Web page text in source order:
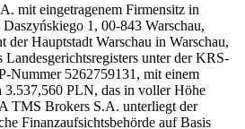
mit eingetragenem Firmensitz in
1, 00-843 Warschau,
der Hauptstadt Warschau in Warschau,
unter der KRS-
Nummer 5262759131, mit einem
3.537,560 PLN, das in voller Höhe
TMS Brokers S.A. unterliegt der
Finanzaufsichtsbehörde auf Basis